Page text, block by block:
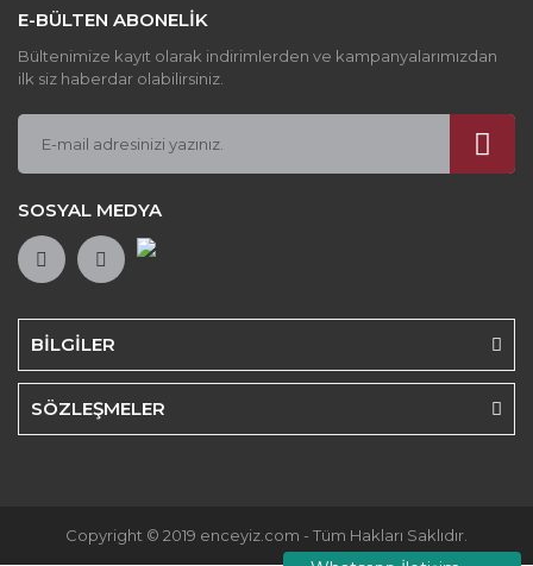
BİLGİLER
SÖZLEŞMELER
E-BÜLTEN ABONELİK
Bültenimize kayıt olarak indirimlerden ve kampanyalarımızdan
ilk siz haberdar olabilirsiniz.
SOSYAL MEDYA
Copyright © 2019 enceyiz.com - Tüm Hakları Saklıdır.